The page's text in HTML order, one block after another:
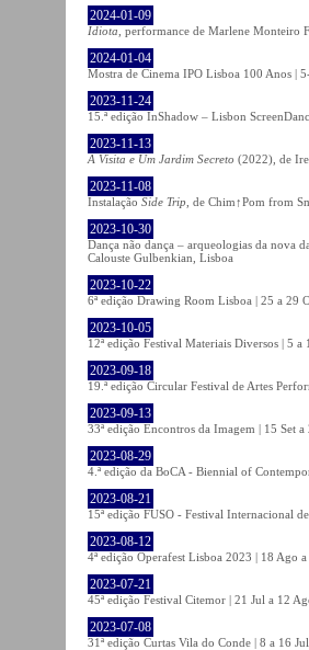
2024-01-09
Idiota , performance de Marlene Monteiro
2024-01-04
Mostra de Cinema IPO Lisboa 100 Anos |
2023-11-24
15.ª edição InShadow – Lisbon
2023-11-13
A Visita e Um Jardim Secreto (2022), de
2023-11-08
Instalação Side Trip , de Chim↑Pom from
2023-10-30
Dança não dança – arqueologias da nova
Calouste Gulbenkian, Lisboa
2023-10-22
6ª edição Drawing Room Lisboa | 25 a 29
2023-10-05
12ª edição Festival Materiais Diversos | 5
2023-09-18
19.ª edição Circular Festival de Artes
2023-09-13
33ª edição Encontros da Imagem | 15 Set
2023-08-29
4.ª edição da BoCA - Biennial of
2023-08-21
15ª edição FUSO - Festival Internacional
2023-08-12
4ª edição Operafest Lisboa 2023 | 18 Ago
2023-07-21
45ª edição Festival Citemor | 21 Jul a 12
2023-07-08
31ª edição Curtas Vila do Conde | 8 a 16